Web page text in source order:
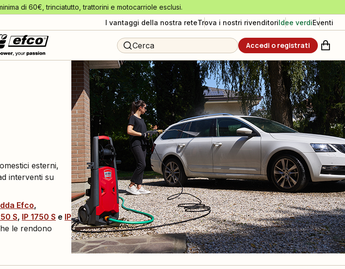
di 60€, trinciatutto, trattorini e motocarriole esclusi.
I vantaggi della nostra reteTrova i nostri rivenditoriIdee verdiEventi
Cerca Accedi o registrati
esterni,
interventi su
Efco,
S, IP 1750 S e IP
le rendono